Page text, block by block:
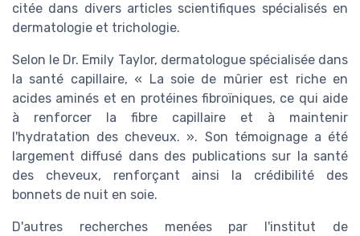
citée dans divers articles scientifiques spécialisés en
dermatologie et trichologie.
Selon le Dr. Emily Taylor, dermatologue spécialisée dans
la santé capillaire, « La soie de mûrier est riche en
acides aminés et en protéines fibroïniques, ce qui aide
à renforcer la fibre capillaire et à maintenir
l'hydratation des cheveux. ». Son témoignage a été
largement diffusé dans des publications sur la santé
des cheveux, renforçant ainsi la crédibilité des
bonnets de nuit en soie.
D'autres recherches menées par l'institut de